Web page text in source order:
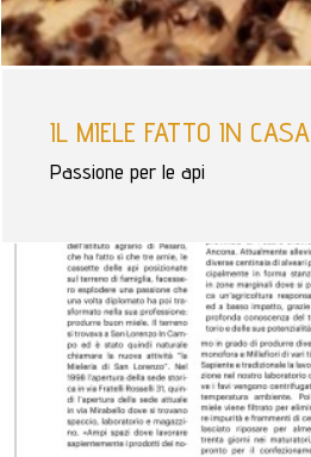
IL MIELE FATTO IN CASA
Passione per le api